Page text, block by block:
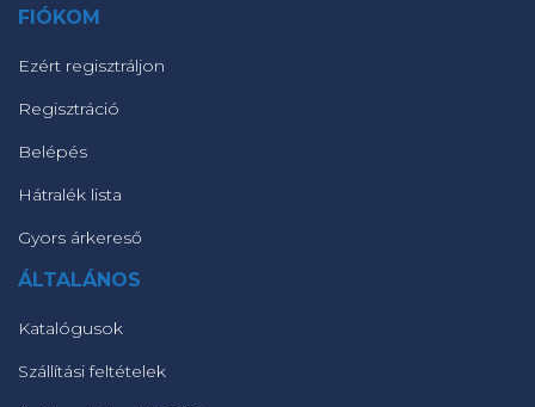
FIÓKOM
Ezért regisztráljon
Regisztráció
Belépés
Hátralék lista
Gyors árkereső
ÁLTALÁNOS
Katalógusok
Szállítási feltételek